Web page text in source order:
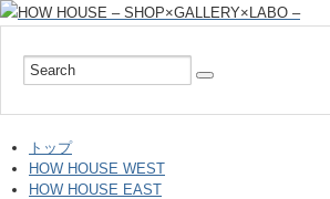
トップ
HOW HOUSE WEST
HOW HOUSE EAST